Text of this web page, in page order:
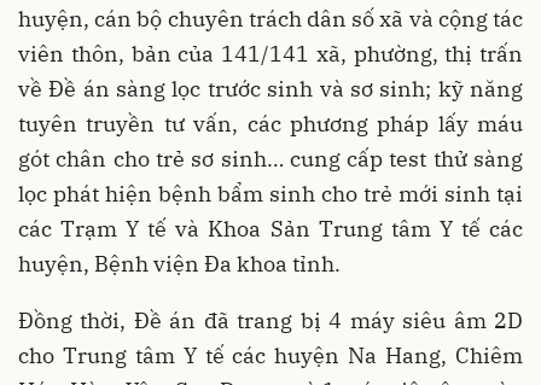
huyện, cán bộ chuyên trách dân số xã và cộng tác
viên thôn, bản của 141/141 xã, phường, thị trấn
về Đề án sàng lọc trước sinh và sơ sinh; kỹ năng
tuyên truyền tư vấn, các phương pháp lấy máu
gót chân cho trẻ sơ sinh… cung cấp test thử sàng
lọc phát hiện bệnh bẩm sinh cho trẻ mới sinh tại
các Trạm Y tế và Khoa Sản Trung tâm Y tế các
huyện, Bệnh viện Đa khoa tỉnh.
Đồng thời, Đề án đã trang bị 4 máy siêu âm 2D
cho Trung tâm Y tế các huyện Na Hang, Chiêm